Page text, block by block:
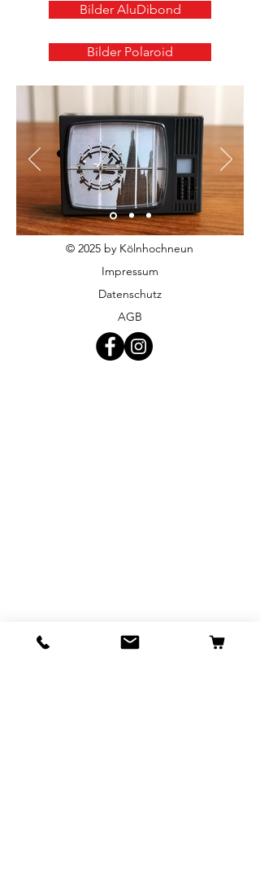
Bilder AluDibond
Bilder Polaroid
© 2025 by Kölnhochneun
Impressum
Datenschutz
AGB